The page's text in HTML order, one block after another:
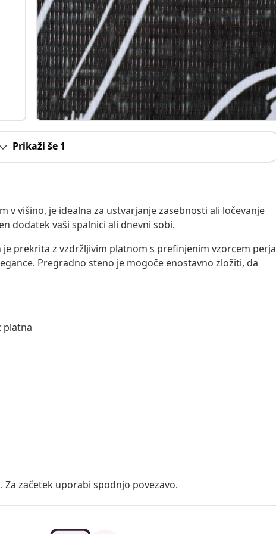
Prikaži še 1
v višino, je idealna za ustvarjanje zasebnosti ali ločevanje
dodatek vaši spalnici ali dnevni sobi.
prekrita z vzdržljivim platnom s prefinjenim vzorcem perja
Pregradno steno je mogoče enostavno zložiti, da
platna
začetek uporabi spodnjo povezavo.